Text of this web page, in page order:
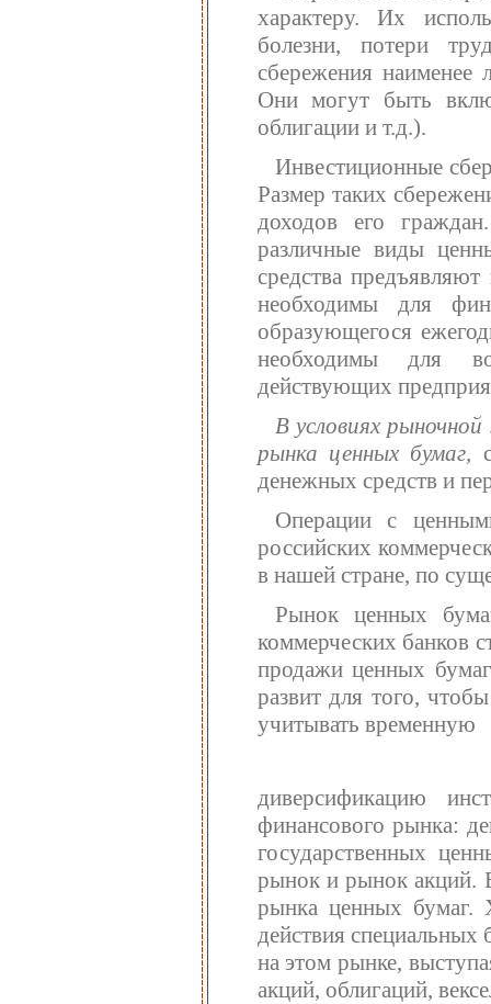
характеру. Их
болезни, потери
сбережения наименее
Они могут быть
облигации и т.д.).
Инвестиционные
Размер таких
доходов его
различные виды
средства
необходимы для
образующегося
необходимы для
действующих
В условиях
рынка ценных бумаг,
денежных средств и
Операции с
российских
в нашей стране, по
Рынок ценных
коммерческих банков
продажи ценных
развит для того,
учитывать временную
диверсификацию
финансового рынка:
государственных
рынок и рынок акций.
рынка ценных бумаг.
действия
на этом рынке,
акций, облигаций,